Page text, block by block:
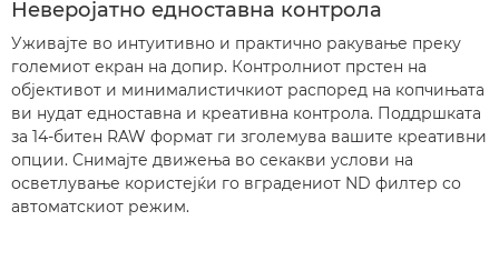
Неверојатно едноставна контрола
Уживајте во интуитивно и практично ракување преку
големиот екран на допир. Контролниот прстен на
објективот и минималистичкиот распоред на копчињата
ви нудат едноставна и креативна контрола. Поддршката
за 14-битен RAW формат ги зголемува вашите креативни
опции. Снимајте движења во секакви услови на
осветлување користејќи го вградениот ND филтер со
автоматскиот режим.